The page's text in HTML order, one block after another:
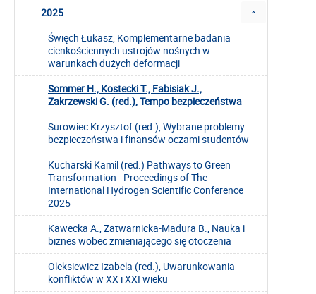
2025
Święch Łukasz, Komplementarne badania
cienkościennych ustrojów nośnych w
warunkach dużych deformacji
Sommer H., Kostecki T., Fabisiak J.,
Zakrzewski G. (red.), Tempo bezpieczeństwa
Surowiec Krzysztof (red.), Wybrane problemy
bezpieczeństwa i finansów oczami studentów
Kucharski Kamil (red.) Pathways to Green
Transformation - Proceedings of The
International Hydrogen Scientific Conference
2025
Kawecka A., Zatwarnicka-Madura B., Nauka i
biznes wobec zmieniającego się otoczenia
Oleksiewicz Izabela (red.), Uwarunkowania
konfliktów w XX i XXI wieku